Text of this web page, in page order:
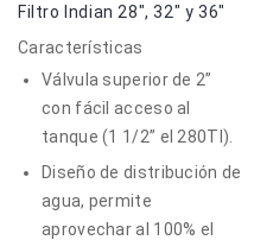
Filtro Indian 28″, 32″ y 36″
Características
Válvula superior de 2”
con fácil acceso al
tanque (1 1/2” el 280TI).
Diseño de distribución de
agua, permite
aprovechar al 100% el